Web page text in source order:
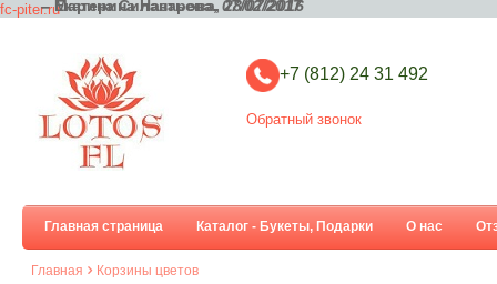
fc-piter.ru
+7 (812) 24 31 492
Обратный звонок
Главная страница Каталог - Букеты, Подарки О нас
Главная Корзины цветов
– Марина Силантьева,07/02/2017
– Екатерина Назарова,28/07/2016